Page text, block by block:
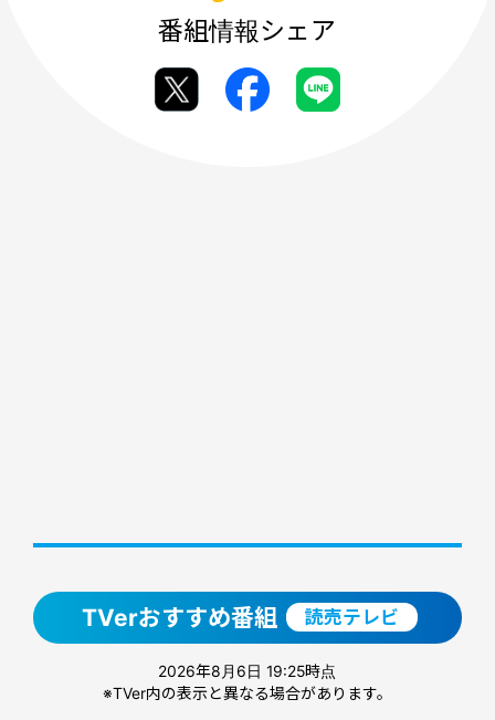
番組情報シェア
TVerおすすめ番組 読売テレビ
2026年8月6日 19:25時点
※TVer内の表示と異なる場合があります。